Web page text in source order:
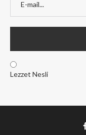
Lezzet Nesli